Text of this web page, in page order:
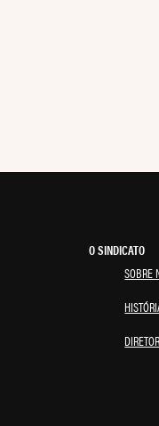
O SINDICATO
SOBRE